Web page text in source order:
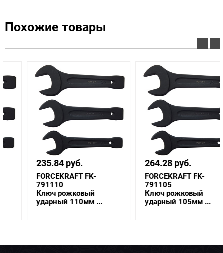
Похожие товары
235.84 руб.
FORCEKRAFT FK-
791110
Ключ рожковый
ударный 110мм ...
264.28 руб.
FORCEKRAFT FK-
791105
Ключ рожковый
ударный 105мм ...